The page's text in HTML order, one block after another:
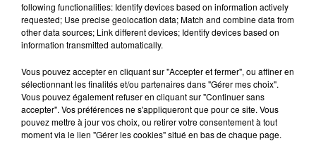
festival Marché Gourmand 2026
à Coulon !
following functionalities: Identify devices based on information actively
requested; Use precise geolocation data; Match and combine data from
other data sources; Link different devices; Identify devices based on
information transmitted automatically.
Vous pouvez accepter en cliquant sur "Accepter et fermer", ou affiner en
sélectionnant les finalités et/ou partenaires dans "Gérer mes choix".
Vous pouvez également refuser en cliquant sur "Continuer sans
accepter". Vos préférences ne s'appliqueront que pour ce site. Vous
pouvez mettre à jour vos choix, ou retirer votre consentement à tout
moment via le lien "Gérer les cookies" situé en bas de chaque page.